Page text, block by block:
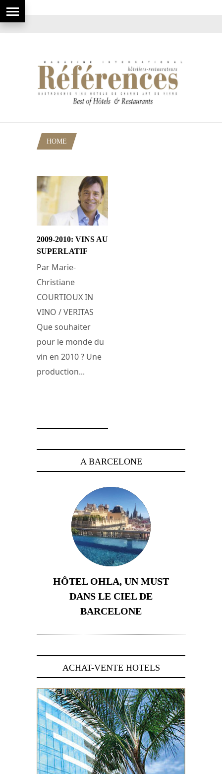
HOME
2009-2010: VINS AU
SUPERLATIF
Par Marie-
Christiane
COURTIOUX IN
VINO / VERITAS
Que souhaiter
pour le monde du
vin en 2010 ? Une
production...
A BARCELONE
HÔTEL OHLA, UN MUST
DANS LE CIEL DE
BARCELONE
ACHAT-VENTE HOTELS